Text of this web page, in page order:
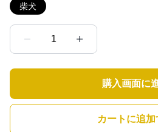
柴犬
1
購入画面に
カートに追加